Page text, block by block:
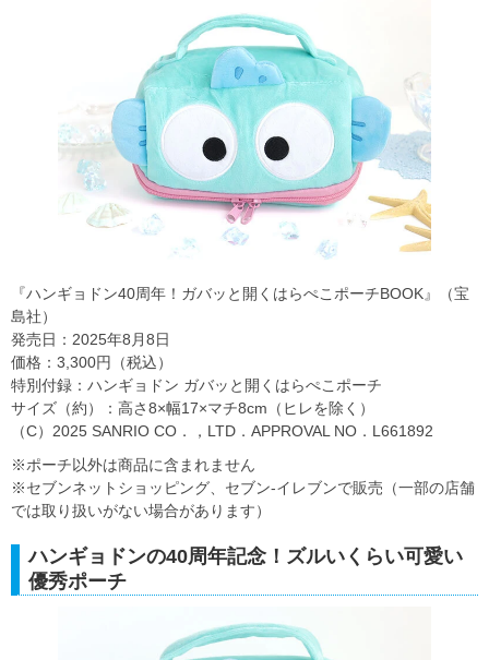
『ハンギョドン40周年！ガバッと開くはらぺこポーチBOOK』（宝
島社）
発売日：2025年8月8日
価格：3,300円（税込）
特別付録：ハンギョドン ガバッと開くはらぺこポーチ
サイズ（約）：高さ8×幅17×マチ8cm（ヒレを除く）
（C）2025 SANRIO CO．，LTD．APPROVAL NO．L661892
※ポーチ以外は商品に含まれません
※セブンネットショッピング、セブン‐イレブンで販売（一部の店舗
では取り扱いがない場合があります）
ハンギョドンの40周年記念！ズルいくらい可愛い
優秀ポーチ